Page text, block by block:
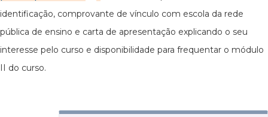
identificação, comprovante de vínculo com escola da rede
pública de ensino e carta de apresentação explicando o seu
interesse pelo curso e disponibilidade para frequentar o módulo
II do curso.